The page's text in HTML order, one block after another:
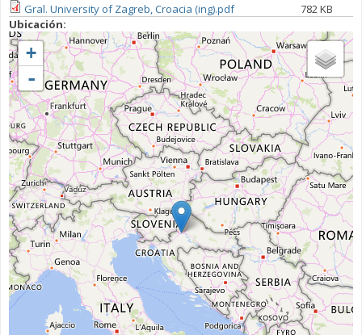
Gral. University of Zagreb, Croacia (ing).pdf
782 KB
Ubicación:
+
-